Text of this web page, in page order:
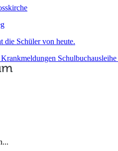
die Schüler von heute.
Krankmeldungen Schulbuchausleihe